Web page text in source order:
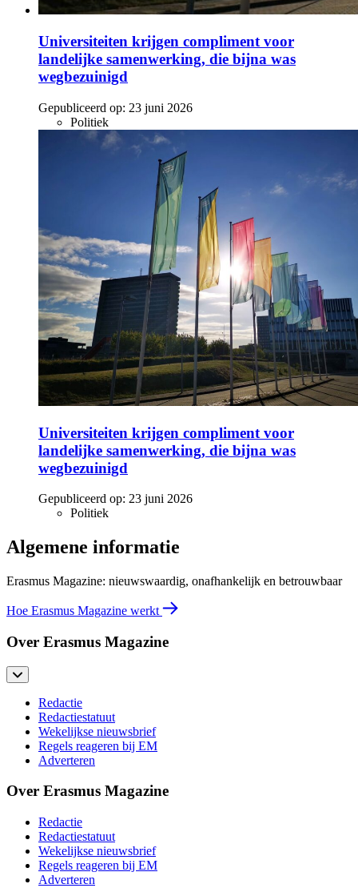
Universiteiten krijgen compliment voor
landelijke samenwerking, die bijna was
wegbezuinigd
Gepubliceerd op: 23 juni 2026
Politiek
Universiteiten krijgen compliment voor
landelijke samenwerking, die bijna was
wegbezuinigd
Gepubliceerd op: 23 juni 2026
Politiek
Algemene informatie
Erasmus Magazine: nieuwswaardig, onafhankelijk en betrouwbaar
Hoe Erasmus Magazine werkt
Over Erasmus Magazine
Redactie
Redactiestatuut
Wekelijkse nieuwsbrief
Regels reageren bij EM
Adverteren
Over Erasmus Magazine
Redactie
Redactiestatuut
Wekelijkse nieuwsbrief
Regels reageren bij EM
Adverteren